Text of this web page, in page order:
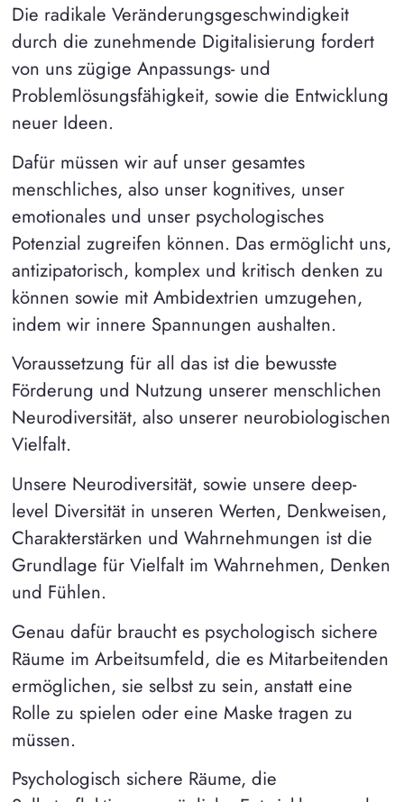
Die radikale Veränderungsgeschwindigkeit
durch die zunehmende Digitalisierung fordert
von uns zügige Anpassungs- und
Problemlösungsfähigkeit, sowie die Entwicklung
neuer Ideen.
Dafür müssen wir auf unser gesamtes
menschliches, also unser kognitives, unser
emotionales und unser psychologisches
Potenzial zugreifen können. Das ermöglicht uns,
antizipatorisch, komplex und kritisch denken zu
können sowie mit Ambidextrien umzugehen,
indem wir innere Spannungen aushalten.
Voraussetzung für all das ist die bewusste
Förderung und Nutzung unserer menschlichen
Neurodiversität, also unserer neurobiologischen
Vielfalt.
Unsere Neurodiversität, sowie unsere deep-
level Diversität in unseren Werten, Denkweisen,
Charakterstärken und Wahrnehmungen ist die
Grundlage für Vielfalt im Wahrnehmen, Denken
und Fühlen.
Genau dafür braucht es psychologisch sichere
Räume im Arbeitsumfeld, die es Mitarbeitenden
ermöglichen, sie selbst zu sein, anstatt eine
Rolle zu spielen oder eine Maske tragen zu
müssen.
Psychologisch sichere Räume, die